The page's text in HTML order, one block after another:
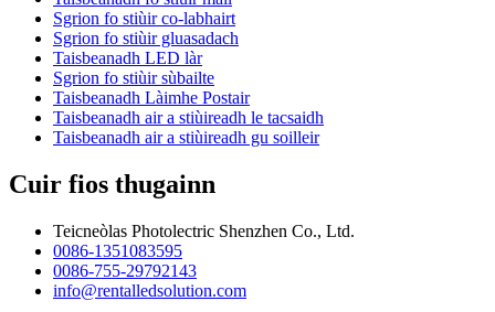
Sgrion fo stiùir co-labhairt
Sgrion fo stiùir gluasadach
Taisbeanadh LED làr
Sgrion fo stiùir sùbailte
Taisbeanadh Làimhe Postair
Taisbeanadh air a stiùireadh le tacsaidh
Taisbeanadh air a stiùireadh gu soilleir
Cuir fios thugainn
Teicneòlas Photolectric Shenzhen Co., Ltd.
0086-1351083595
0086-755-29792143
info@rentalledsolution.com